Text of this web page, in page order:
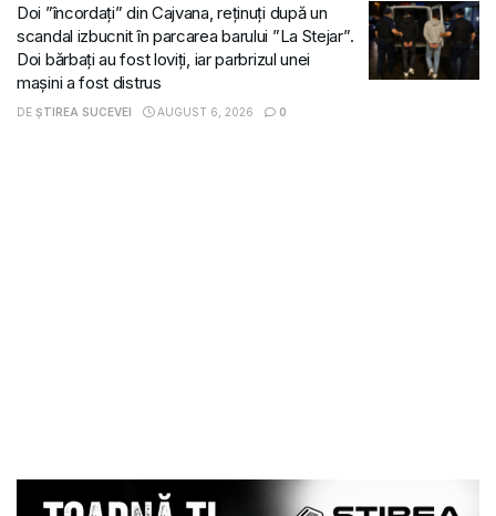
Doi ”încordați” din Cajvana, reținuți după un
scandal izbucnit în parcarea barului ”La Stejar”.
Doi bărbați au fost loviți, iar parbrizul unei
mașini a fost distrus
DE ȘTIREA SUCEVEI AUGUST 6, 2026 0